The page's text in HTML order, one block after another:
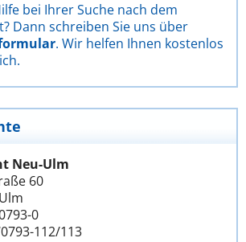
bei Ihrer Suche nach dem
Dann schreiben Sie uns über
. Wir helfen Ihnen kostenlos
Neu-Ulm
60
0
112/113